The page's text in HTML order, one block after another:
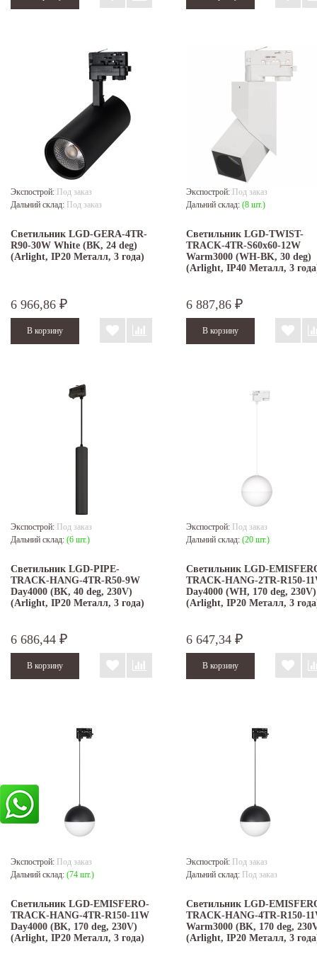
Экспострой: Под заказ
Дальний склад: Под заказ
Светильник LGD-GERA-4TR-
R90-30W White (BK, 24 deg)
(Arlight, IP20 Металл, 3 года)
6 966,86 ₽
Экспострой: Под заказ
Дальний склад: (8 шт.)
Светильник LGD-TWIST-
TRACK-4TR-S60x60-12W
Warm3000 (WH-BK, 30 deg)
(Arlight, IP40 Металл, 3
6 887,86 ₽
Экспострой: Под заказ
Дальний склад: (6 шт.)
Светильник LGD-PIPE-
TRACK-HANG-4TR-R50-9W
Day4000 (BK, 40 deg, 230V)
(Arlight, IP20 Металл, 3 года)
6 686,44 ₽
Экспострой: Под заказ
Дальний склад: (20 шт.)
Светильник LGD-
TRACK-HANG-2TR-R150-
Day4000 (WH, 170 deg, 230V)
(Arlight, IP20 Металл, 3
6 647,34 ₽
Экспострой: Под заказ
Дальний склад: (74 шт.)
Светильник LGD-EMISFERO-
TRACK-HANG-4TR-R150-11W
Day4000 (BK, 170 deg, 230V)
(Arlight, IP20 Металл, 3 года)
Экспострой: Под заказ
Дальний склад: Под заказ
Светильник LGD-
TRACK-HANG-4TR-R150-
Warm3000 (BK, 170 deg,
(Arlight, IP20 Металл, 3